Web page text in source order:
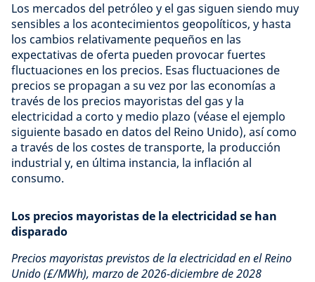
Los mercados del petróleo y el gas siguen siendo muy
sensibles a los acontecimientos geopolíticos, y hasta
los cambios relativamente pequeños en las
expectativas de oferta pueden provocar fuertes
fluctuaciones en los precios. Esas fluctuaciones de
precios se propagan a su vez por las economías a
través de los precios mayoristas del gas y la
electricidad a corto y medio plazo (véase el ejemplo
siguiente basado en datos del Reino Unido), así como
a través de los costes de transporte, la producción
industrial y, en última instancia, la inflación al
consumo.
Los precios mayoristas de la electricidad se han
disparado
Precios mayoristas previstos de la electricidad en el Reino
Unido (£/MWh), marzo de 2026-diciembre de 2028